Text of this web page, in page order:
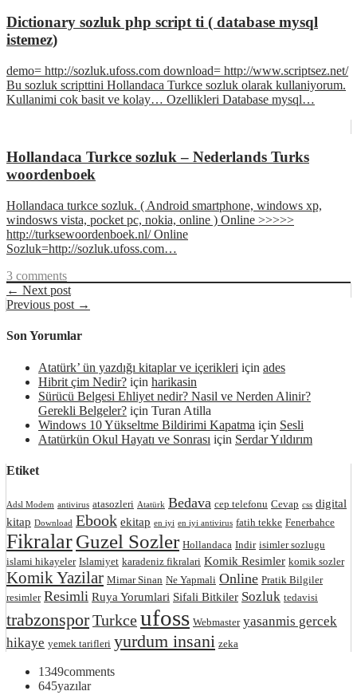
Dictionary sozluk php script ti ( database mysql
istemez)
demo= http://sozluk.ufoss.com download= http://www.scriptsez.net/
Bu sozluk scripttini Hollandaca Turkce sozluk olarak kullaniyorum.
Kullanimi cok basit ve kolay… Ozellikleri Database mysql…
Hollandaca Turkce sozluk – Nederlands Turks
woordenboek
Hollandaca turkce sozluk. ( Android smartphone, windows xp,
windosws vista, pocket pc, nokia, online ) Online >>>>>
http://turksewoordenboek.nl/ Online
Sozluk=http://sozluk.ufoss.com…
3 comments
← Next post
Previous post →
Son Yorumlar
Atatürk’ ün yazdığı kitaplar ve içerikleri için ades
Hibrit çim Nedir? için harikasin
Sürücü Belgesi Ehliyet nedir? Nasil ve Nerden Alinir?
Gerekli Belgeler? için Turan Atilla
Windows 10 Yükseltme Bildirimi Kapatma için Sesli
Atatürkün Okul Hayatı ve Sonrası için Serdar Yıldırım
Etiket
Adsl Modem antivirus atasozleri Atatürk Bedava cep telefonu Cevap css digital
kitap Download Ebook ekitap en iyi en iyi antivirus fatih tekke Fenerbahce
FikralarGuzel Sozler Hollandaca Indir isimler sozlugu
islami hikayeler Islamiyet karadeniz fikralari Komik Resimler komik sozler
Komik Yazilar Mimar Sinan Ne Yapmali Online Pratik Bilgiler
resimler Resimli Ruya Yorumlari Sifali Bitkiler Sozluk tedavisi
trabzonsporTurkceufoss Webmaster yasanmis gercek
hikaye yemek tarifleri yurdum insani zeka
1349comments
645yazılar